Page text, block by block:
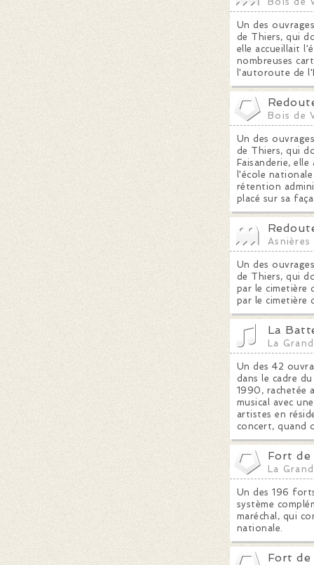
Un des
de Thiers, qui
elle accueillait
nombreuses
l'autoroute de
Bois de
Un des
de Thiers, qui
Faisanderie,
l'école
rétention
placé sur sa
Asnières
Un des
de Thiers, qui
par le cimetière
par le cimetière
La
La
Un des 42
dans le cadre
1990, rachetée
musical avec
artistes en
concert, quand
Fort
La
Un des 196
système
maréchal, qui
nationale.
Fort de